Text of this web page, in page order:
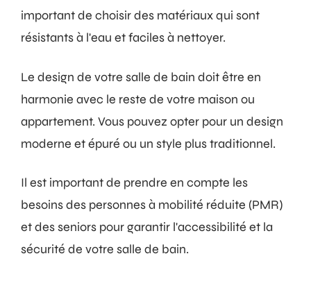
important de choisir des matériaux qui sont
résistants à l'eau et faciles à nettoyer.
Le design de votre salle de bain doit être en
harmonie avec le reste de votre maison ou
appartement. Vous pouvez opter pour un design
moderne et épuré ou un style plus traditionnel.
Il est important de prendre en compte les
besoins des personnes à mobilité réduite (PMR)
et des seniors pour garantir l'accessibilité et la
sécurité de votre salle de bain.